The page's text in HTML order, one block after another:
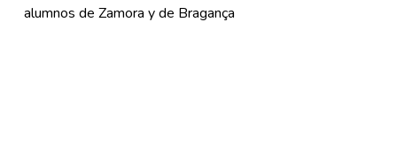
alumnos de Zamora y de Bragança